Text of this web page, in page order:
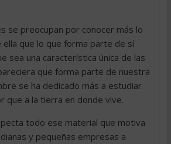
se preocupan por conocer más lo
que lo que forma parte de sí
sea una característica única de las
que forma parte de nuestra
se ha dedicado más a estudiar
que a la tierra en donde vive.
todo ese material que motiva
y pequeñas empresas a